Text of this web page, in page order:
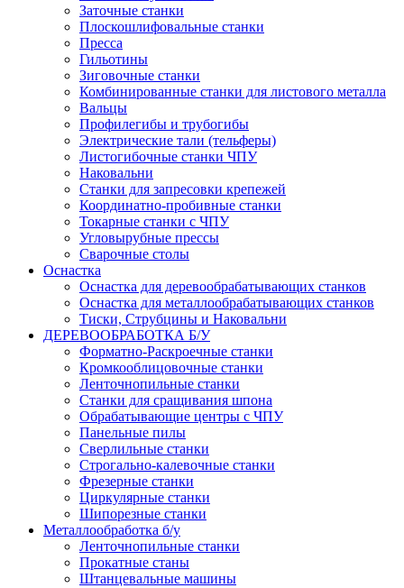
Заточные станки
Плоскошлифовальные станки
Пресса
Гильотины
Зиговочные станки
Комбинированные станки для листового металла
Вальцы
Профилегибы и трубогибы
Электрические тали (тельферы)
Листогибочные станки ЧПУ
Наковальни
Станки для запресовки крепежей
Координатно-пробивные станки
Токарные станки с ЧПУ
Угловырубные прессы
Сварочные столы
Оснастка
Оснастка для деревообрабатывающих станков
Оснастка для металлообрабатывающих станков
Тиски, Струбцины и Наковальни
ДЕРЕВООБРАБОТКА Б/У
Форматно-Раскроечные станки
Кромкооблицовочные станки
Ленточнопильные станки
Станки для сращивания шпона
Обрабатывающие центры с ЧПУ
Панельные пилы
Сверлильные станки
Строгально-калевочные станки
Фрезерные станки
Циркулярные станки
Шипорезные станки
Металлообработка б/у
Ленточнопильные станки
Прокатные станы
Штанцевальные машины